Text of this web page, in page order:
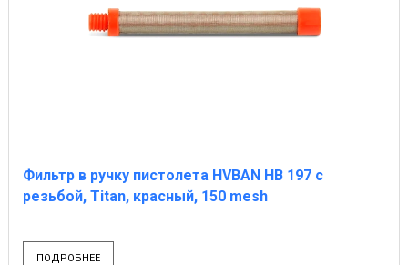
Фильтр в ручку пистолета HVBAN НВ 197 с
резьбой, Titan, красный, 150 mesh
ПОДРОБНЕЕ